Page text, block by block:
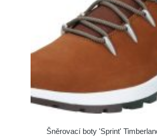
Šněrovací boty 'Sprint'